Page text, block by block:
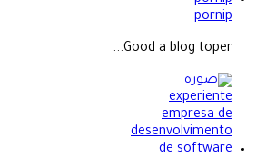
pornip
Good a blog toper...